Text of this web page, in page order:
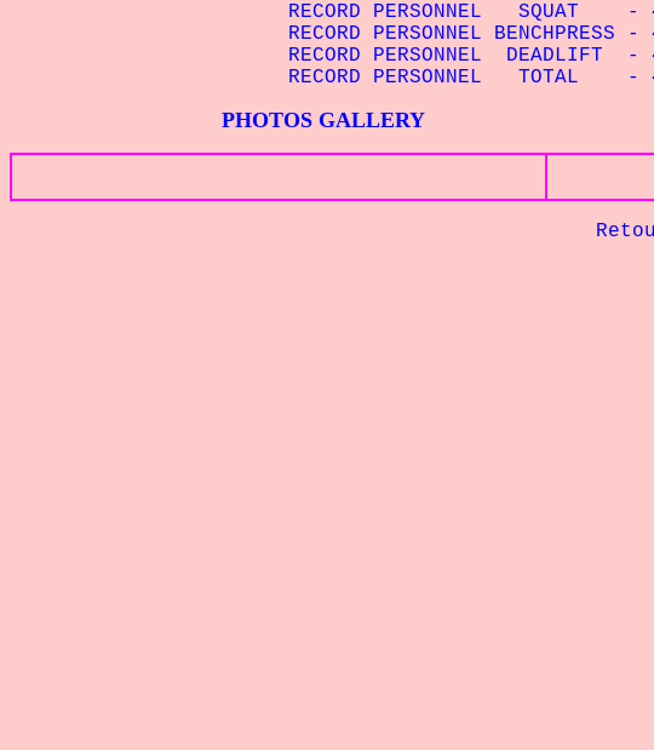
RECORD PERSONNEL SQUAT - 47
RECORD PERSONNEL BENCHPRESS -
RECORD PERSONNEL DEADLIFT -
RECORD PERSONNEL TOTAL - 47
PHOTOS GALLERY